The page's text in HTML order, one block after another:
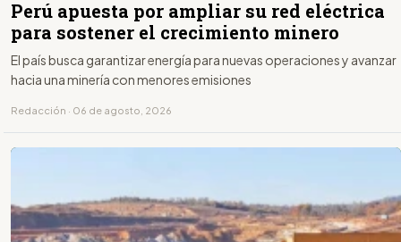
Perú apuesta por ampliar su red eléctrica
para sostener el crecimiento minero
El país busca garantizar energía para nuevas operaciones y avanzar
hacia una minería con menores emisiones
Redacción · 06 de agosto, 2026